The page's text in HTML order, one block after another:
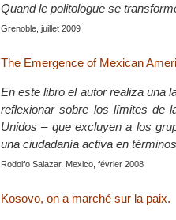
Quand le politologue se
Grenoble, juillet 2009
The Emergence of Mexican
En este libro el autor realiza una
reflexionar sobre los límites de
Unidos – que excluyen a los
una ciudadanía activa en
Rodolfo Salazar, Mexico, février 2008
Kosovo, on a marché sur la paix.